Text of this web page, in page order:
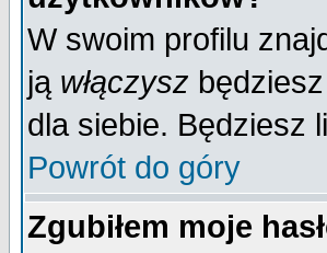
W swoim profilu
ją włączysz
dla siebie. Będziesz
Powrót do góry
Zgubiłem moje